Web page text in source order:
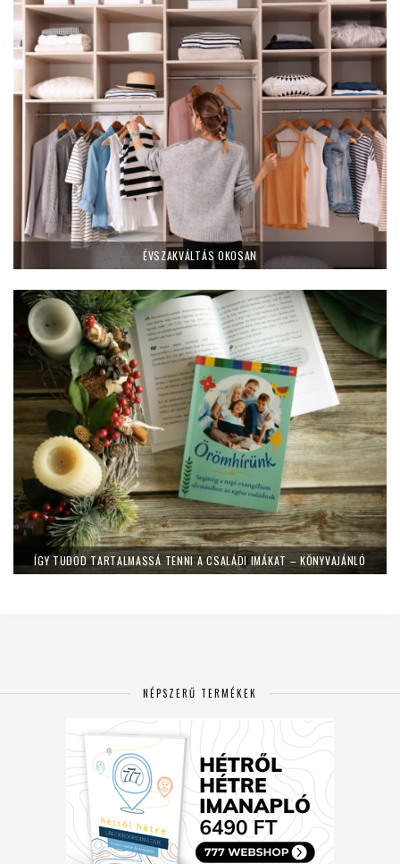
ÉVSZAKVÁLTÁS OKOSAN
ÍGY TUDOD TARTALMASSÁ TENNI A CSALÁDI IMÁKAT – KÖNYVAJÁNLÓ
NÉPSZERŰ TERMÉKEK